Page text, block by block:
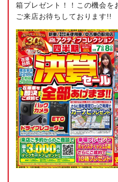
箱プレゼント！！この機会を
ご来店お待ちしております!!